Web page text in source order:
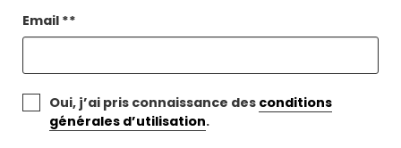
Email **
Oui, j’ai pris connaissance des conditions
générales d’utilisation.